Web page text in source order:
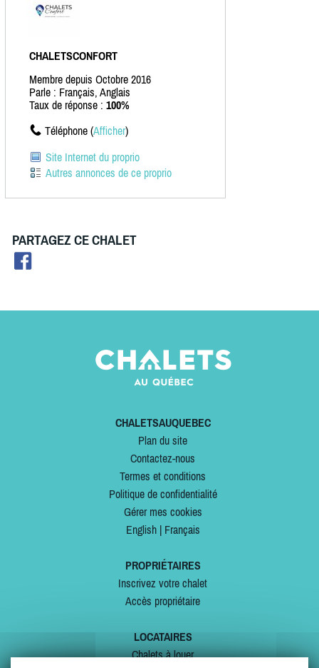
CHALETSCONFORT
Membre depuis Octobre 2016
Parle : Français, Anglais
Taux de réponse : 100%
Téléphone (Afficher)
Site Internet du proprio
Autres annonces de ce proprio
PARTAGEZ CE CHALET
CHALETSAUQUEBEC
Plan du site
Contactez-nous
Termes et conditions
Politique de confidentialité
Gérer mes cookies
English| Français
PROPRIÉTAIRES
Inscrivez votre chalet
Accès propriétaire
LOCATAIRES
Chalets à louer